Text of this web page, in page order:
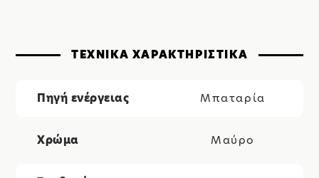
ΤΕΧΝΙΚΑ ΧΑΡΑΚΤΗΡΙΣΤΙΚΑ
Πηγή ενέργειας Μπαταρία
Χρώμα Μαύρο